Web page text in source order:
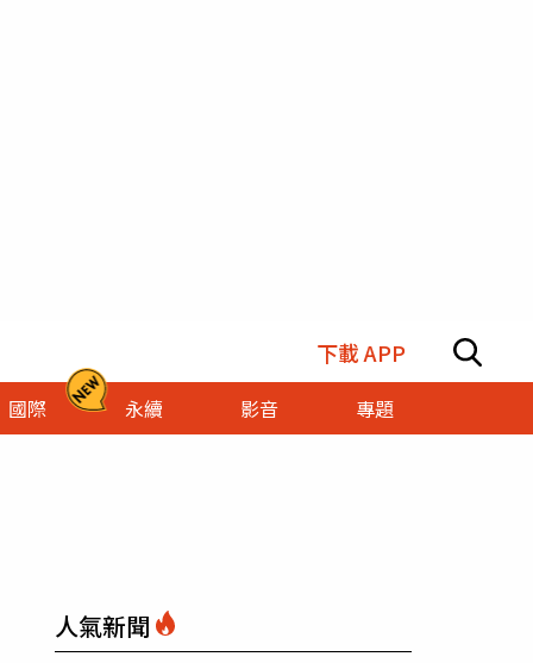
下載 APP
國際 永續 影音 專題
人氣新聞